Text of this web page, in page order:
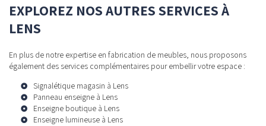
EXPLOREZ NOS AUTRES SERVICES À
LENS
En plus de notre expertise en fabrication de meubles, nous proposons
également des services complémentaires pour embellir votre espace :
Signalétique magasin à Lens
Panneau enseigne à Lens
Enseigne boutique à Lens
Enseigne lumineuse à Lens